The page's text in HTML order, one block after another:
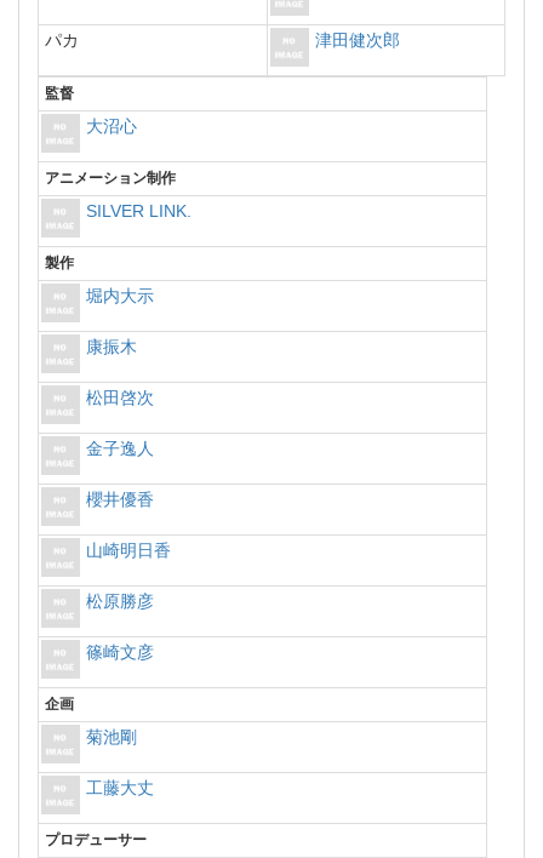
パカ 津田健次郎
監督
大沼心
アニメーション制作
SILVER LINK.
製作
堀内大示
康振木
松田啓次
金子逸人
櫻井優香
山崎明日香
松原勝彦
篠崎文彦
企画
菊池剛
工藤大丈
プロデューサー